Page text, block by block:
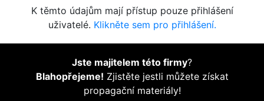
K těmto údajům mají přístup pouze přihlášení
uživatelé. Klikněte sem pro přihlášení.
Jste majitelem této firmy?
Blahopřejeme! Zjistěte jestli můžete získat
propagační materiály!